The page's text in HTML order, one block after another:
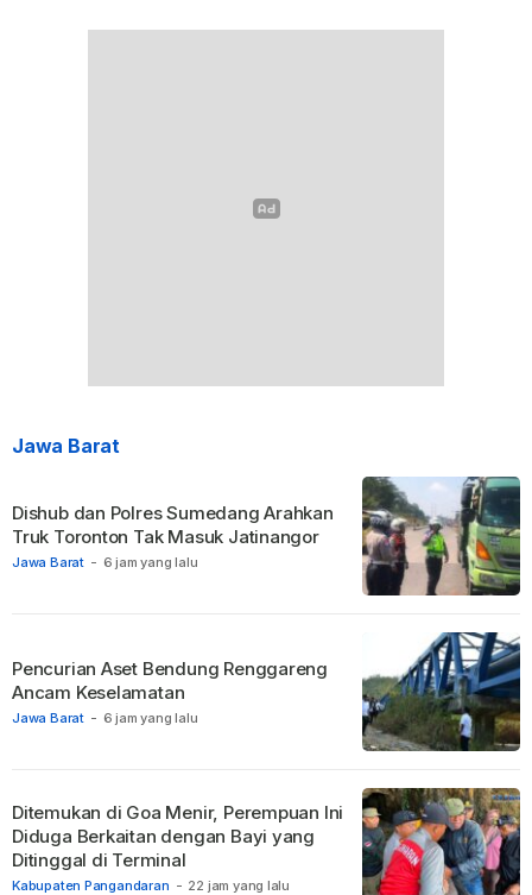
Jawa Barat
Jawa Barat - 6 jam yang lalu
Dishub dan Polres Sumedang Arahkan
Truk Toronton Tak Masuk Jatinangor
Jawa Barat - 6 jam yang lalu
Pencurian Aset Bendung Renggareng
Ancam Keselamatan
Kabupaten Pangandaran - 22 jam yang lalu
Ditemukan di Goa Menir, Perempuan Ini
Diduga Berkaitan dengan Bayi yang
Ditinggal di Terminal